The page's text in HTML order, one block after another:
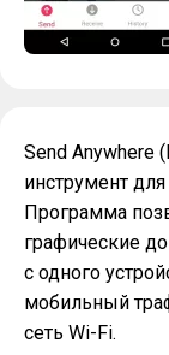
Send Anywhere
инструмент
Программа
графические
с одного
мобильный
сеть Wi-Fi.